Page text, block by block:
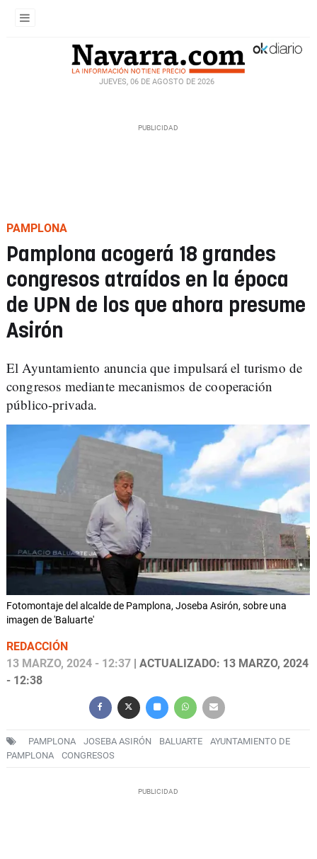
JUEVES, 06 DE AGOSTO DE 2026
PAMPLONA
Pamplona acogerá 18 grandes
congresos atraídos en la época
de UPN de los que ahora presume
Asirón
El Ayuntamiento anuncia que impulsará el turismo de
congresos mediante mecanismos de cooperación
público-privada.
Fotomontaje del alcalde de Pamplona, Joseba Asirón, sobre una
imagen de 'Baluarte'
REDACCIÓN
13 MARZO, 2024 - 12:37 | ACTUALIZADO: 13 MARZO, 2024
- 12:38
PAMPLONA JOSEBA ASIRÓN BALUARTE
AYUNTAMIENTO DE
PAMPLONA
CONGRESOS